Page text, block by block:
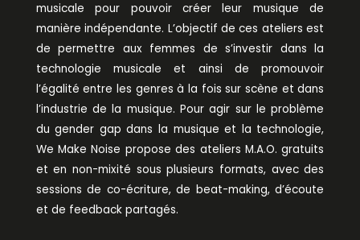
musicale pour pouvoir créer leur musique de
manière indépendante. L’objectif de ces ateliers est
de permettre aux femmes de s’investir dans la
technologie musicale et ainsi de promouvoir
l’égalité entre les genres à la fois sur scène et dans
l’industrie de la musique. Pour agir sur le problème
du gender gap dans la musique et la technologie,
We Make Noise propose des ateliers M.A.O. gratuits
et en non-mixité sous plusieurs formats, avec des
sessions de co-écriture, de beat-making, d’écoute
et de feedback partagés.